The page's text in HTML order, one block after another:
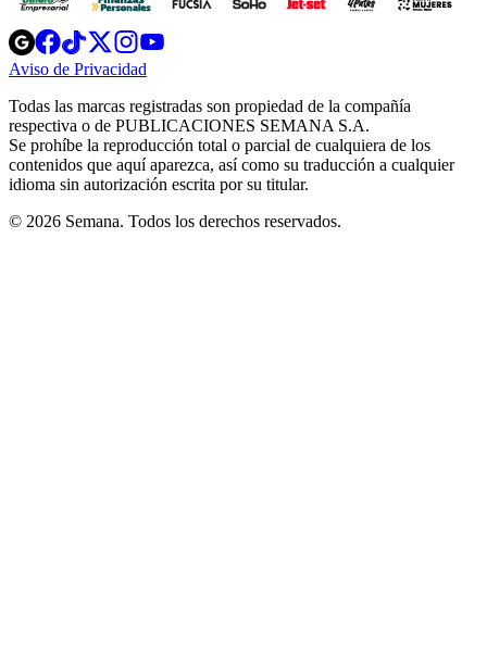
Opens
in
new
Opens
in
new
Opens
in
new
window
Opens
new
windowwindow
Aviso de Privacidad
new
window
Todas las marcas registradas son propiedad de la compañía
respectiva o de PUBLICACIONES SEMANA S.A.
Se prohíbe la reproducción total o parcial de cualquiera de los
contenidos que aquí aparezca, así como su traducción a cualquier
idioma sin autorización escrita por su titular.
© 2026 Semana. Todos los derechos reservados.